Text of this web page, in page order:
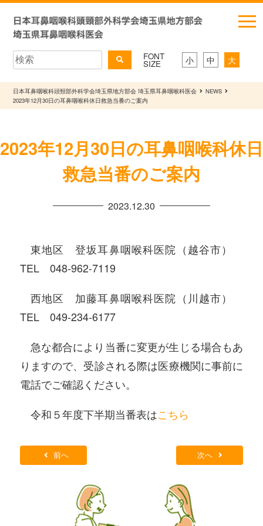
FONT
SIZE 小 中 大
日本耳鼻咽喉科頭頸部外科学会埼玉県地方部会 埼玉県耳鼻咽喉科医会
NEWS
2023年12月30日の耳鼻咽喉科休日救急当番のご案内
2023年12月30日の耳鼻咽喉科休日
救急当番のご案内
2023.12.30
東地区 登坂耳鼻咽喉科医院（越谷市）
TEL 048-962-7119
西地区 加藤耳鼻咽喉科医院（川越市）
TEL 049-234-6177
急な都合により当番に変更が生じる場合もあ
りますので、受診される際は医療機関に事前に
電話でご確認ください。
令和５年度下半期当番表はこちら
前へ 次へ